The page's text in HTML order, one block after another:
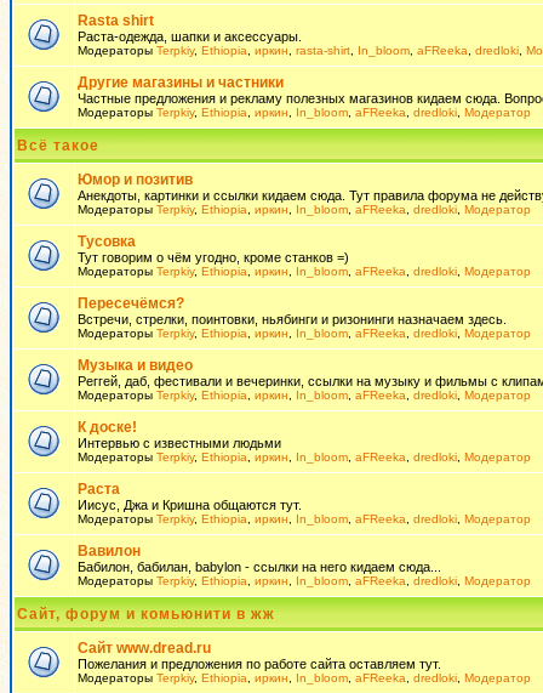
Rasta shirt
Раста-одежда, шапки и аксессуары.
Модераторы Terpkiy, Ethiopia иркин rasta-shirt In_bloom aFReeka dredloki
Другие магазины и частники
Частные предложения и рекламу полезных магазинов кидаем сюда.
Модераторы Terpkiy, Ethiopia иркин In_bloom aFReeka dredloki Модератор
Всё такое
Юмор и позитив
Анекдоты, картинки и ссылки кидаем сюда. Тут правила форума не
Модераторы Terpkiy, Ethiopia иркин In_bloom aFReeka dredloki Модератор
Тусовка
Тут говорим о чём угодно, кроме станков =)
Модераторы Terpkiy, Ethiopia иркин In_bloom aFReeka dredloki Модератор
Пересечёмся?
Встречи, стрелки, поинтовки, ньябинги и ризонинги назначаем здесь.
Модераторы Terpkiy, Ethiopia иркин In_bloom aFReeka dredloki Модератор
Музыка и видео
Реггей, даб, фестивали и вечеринки, ссылки на музыку и фильмы с
Модераторы Terpkiy, Ethiopia иркин In_bloom aFReeka dredloki Модератор
К доске!
Интервью с известными людьми
Модераторы Terpkiy, Ethiopia иркин In_bloom aFReeka dredloki Модератор
Раста
Иисус, Джа и Кришна общаются тут.
Модераторы Terpkiy, Ethiopia иркин In_bloom aFReeka dredloki Модератор
Вавилон
Бабилон, бабилан, babylon - ссылки на него кидаем сюда...
Модераторы Terpkiy, Ethiopia иркин In_bloom aFReeka dredloki Модератор
Сайт, форум и комьюнити в жж
Сайт www.dread.ru
Пожелания и предложения по работе сайта оставляем тут.
Модераторы Terpkiy, Ethiopia иркин In_bloom aFReeka dredloki Модератор